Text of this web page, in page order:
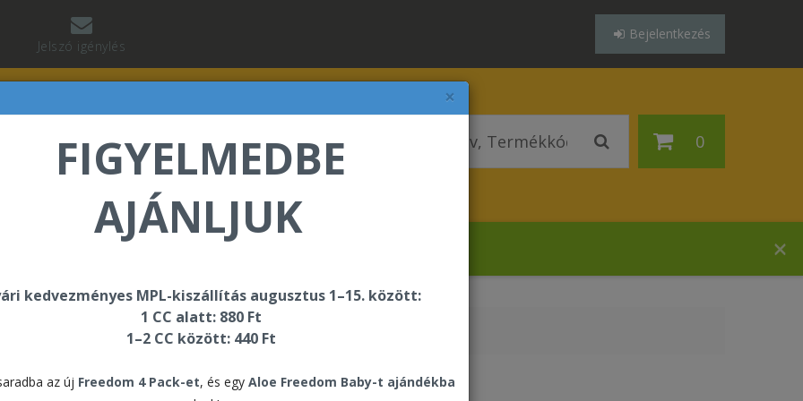
×
FIGYELMEDBE
AJÁNLJUK
kedvezményes MPL-kiszállítás augusztus 1–15. között:
1 CC alatt: 880 Ft
1–2 CC között: 440 Ft
az új Freedom 4 Pack-et, és egy Aloe Freedom Baby-t ajándékba
Jelszó igénylés
Bejelentkezés
0